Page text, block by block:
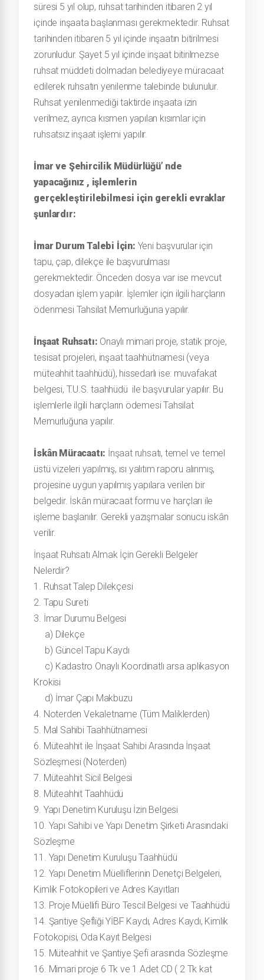
süresi 5 yıl olup, ruhsat tarihinden itibaren 2 yıl
içinde inşaata başlanması gerekmektedir. Ruhsat
tarihinden itibaren 5 yıl içinde inşaatın bitirilmesi
zorunludur. Şayet 5 yıl içinde inşaat bitirilmezse
ruhsat müddeti dolmadan belediyeye müracaat
edilerek ruhsatın yenilenme talebinde bulunulur.
Ruhsat yenilenmediği taktirde inşaata izin
verilmez, ayrıca kısmen yapılan kısımlar için
ruhsatsız inşaat işlemi yapılır.
İmar ve Şehircilik Müdürlüğü’ nde
yapacağınız , işlemlerin
gerçekleştirilebilmesi için gerekli evraklar
şunlardır:
İmar Durum Talebi İçin: Yeni başvurular için
tapu, çap, dilekçe ile başvurulması
gerekmektedir. Önceden dosya var ise mevcut
dosyadan işlem yapılır. İşlemler için ilgili harçların
ödenmesi Tahsilat Memurluğuna yapılır.
İnşaat Ruhsatı: Onaylı mimari proje, statik proje,
tesisat projeleri, inşaat taahhütnamesi (veya
müteahhit taahhüdü), hissedarlı ise: muvafakat
belgesi, T.U.S. taahhüdü ile başvurular yapılır. Bu
işlemlerle ilgili harçların ödemesi Tahsilat
Memurluğuna yapılır.
İskân Müracaatı: İnşaat ruhsatı, temel ve temel
üstü vizeleri yapılmış, ısı yalıtım raporu alınmış,
projesine uygun yapılmış yapılara verilen bir
belgedir. İskân müracaat formu ve harçları ile
işleme başlanılır. Gerekli yazışmalar sonucu iskân
verilir.
İnşaat Ruhsatı Almak İçin Gerekli Belgeler
Nelerdir?
1. Ruhsat Talep Dilekçesi
2. Tapu Sureti
3. İmar Durumu Belgesi
a) Dilekçe
b) Güncel Tapu Kaydı
c) Kadastro Onaylı Koordinatlı arsa aplikasyon
Krokisi
d) İmar Çapı Makbuzu
4. Noterden Vekaletname (Tüm Maliklerden)
5. Mal Sahibi Taahhütnamesi
6. Müteahhit ile İnşaat Sahibi Arasında İnşaat
Sözleşmesi (Noterden)
7. Müteahhit Sicil Belgesi
8. Müteahhit Taahhüdü
9. Yapı Denetim Kuruluşu İzin Belgesi
10. Yapı Sahibi ve Yapı Denetim Şirketi Arasındaki
Sözleşme
11. Yapı Denetim Kuruluşu Taahhüdü
12. Yapı Denetim Müelliflerinin Denetçi Belgeleri,
Kimlik Fotokopileri ve Adres Kayıtları
13. Proje Müellifi Büro Tescil Belgesi ve Taahhüdü
14. Şantiye Şefliği YİBF Kaydı, Adres Kaydı, Kimlik
Fotokopisi, Oda Kayıt Belgesi
15. Müteahhit ve Şantiye Şefi arasında Sözleşme
16. Mimari proje 6 Tk ve 1 Adet CD ( 2 Tk kat